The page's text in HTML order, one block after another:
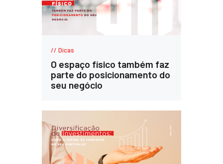
Dicas
O espaço físico também faz
parte do posicionamento do
seu negócio